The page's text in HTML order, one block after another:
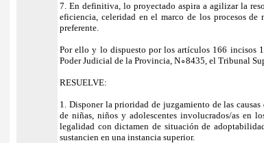
7. En definitiva, lo proyectado aspira a agilizar la
eficiencia, celeridad en el marco de los procesos
preferente.
Por ello y lo dispuesto por los artículos 166
Poder Judicial de la Provincia, N∘8435, el Tribunal
RESUELVE:
1. Disponer la prioridad de juzgamiento de las
de niñas, niños y adolescentes involucrados/as en
legalidad con dictamen de situación de
sustancien en una instancia superior.